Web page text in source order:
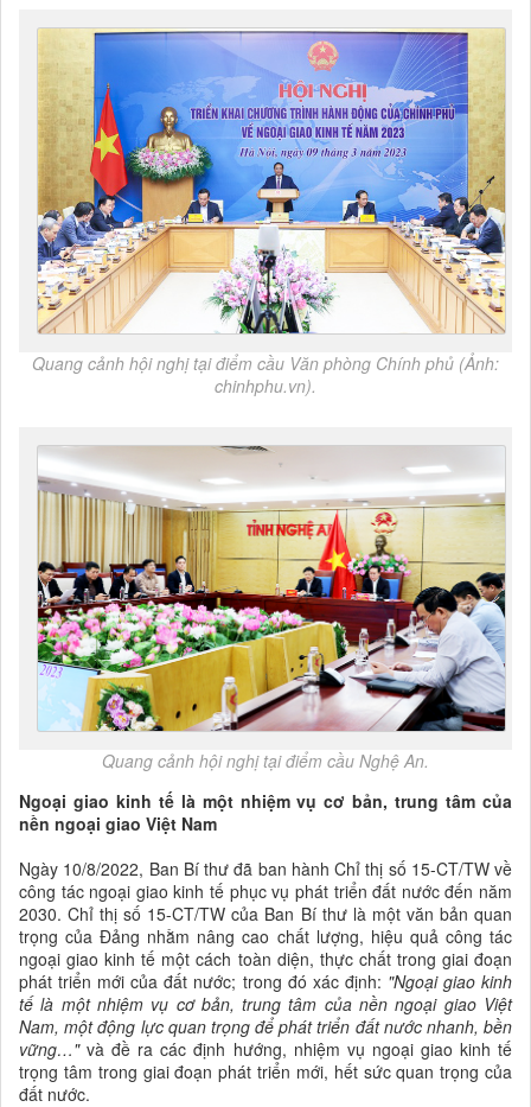
Quang cảnh hội nghị tại điểm cầu Văn phòng Chính phủ (Ảnh:
chinhphu.vn).
Quang cảnh hội nghị tại điểm cầu Nghệ An.
Ngoại giao kinh tế là một nhiệm vụ cơ bản, trung tâm của
nền ngoại giao Việt Nam
Ngày 10/8/2022, Ban Bí thư đã ban hành Chỉ thị số 15-CT/TW về
công tác ngoại giao kinh tế phục vụ phát triển đất nước đến năm
2030. Chỉ thị số 15-CT/TW của Ban Bí thư là một văn bản quan
trọng của Đảng nhằm nâng cao chất lượng, hiệu quả công tác
ngoại giao kinh tế một cách toàn diện, thực chất trong giai đoạn
phát triển mới của đất nước; trong đó xác định: "Ngoại giao kinh
tế là một nhiệm vụ cơ bản, trung tâm của nền ngoại giao Việt
Nam, một động lực quan trọng để phát triển đất nước nhanh, bền
vững…"và đề ra các định hướng, nhiệm vụ ngoại giao kinh tế
trọng tâm trong giai đoạn phát triển mới, hết sức quan trọng của
đất nước.